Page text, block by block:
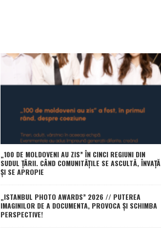
„100 DE MOLDOVENI AU ZIS” ÎN CINCI REGIUNI DIN
SUDUL ȚĂRII. CÂND COMUNITĂȚILE SE ASCULTĂ, ÎNVAȚĂ
ȘI SE APROPIE
„ISTANBUL PHOTO AWARDS” 2026 // PUTEREA
IMAGINILOR DE A DOCUMENTA, PROVOCA ȘI SCHIMBA
PERSPECTIVE!